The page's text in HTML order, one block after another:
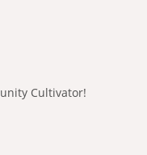
Cultivator!